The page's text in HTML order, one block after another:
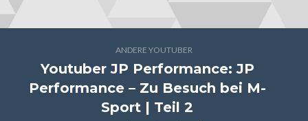
ANDERE YOUTUBER
Youtuber JP Performance: JP
Performance – Zu Besuch bei M-
Sport | Teil 2